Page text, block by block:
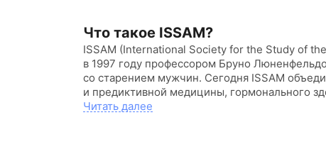
Что такое ISSAM?
ISSAM (International Society for the Study of
в 1997 году профессором Бруно
со старением мужчин. Сегодня ISSAM
и предиктивной медицины, гормонального
Читать далее